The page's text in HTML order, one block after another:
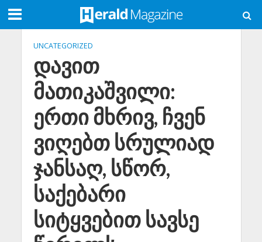
UNCATEGORIZED
დავით
მათიკაშვილი:
ერთი მხრივ, ჩვენ
ვიღებთ სრულიად
ჯანსაღ, სწორ,
საქებარი
სიტყვებით სავსე